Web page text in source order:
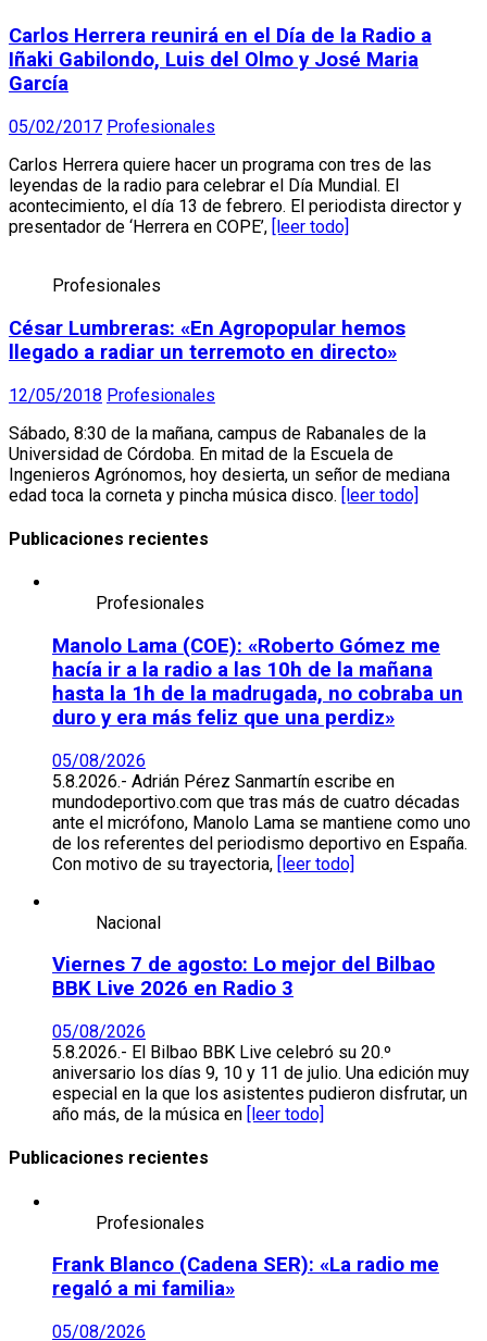
Carlos Herrera reunirá en el Día de la Radio a
Iñaki Gabilondo, Luis del Olmo y José Maria
García
05/02/2017 Profesionales
Carlos Herrera quiere hacer un programa con tres de las
leyendas de la radio para celebrar el Día Mundial. El
acontecimiento, el día 13 de febrero. El periodista director y
presentador de ‘Herrera en COPE’, [leer todo]
Profesionales
César Lumbreras: «En Agropopular hemos
llegado a radiar un terremoto en directo»
12/05/2018 Profesionales
Sábado, 8:30 de la mañana, campus de Rabanales de la
Universidad de Córdoba. En mitad de la Escuela de
Ingenieros Agrónomos, hoy desierta, un señor de mediana
edad toca la corneta y pincha música disco. [leer todo]
Publicaciones recientes
Profesionales
Manolo Lama (COE): «Roberto Gómez me
hacía ir a la radio a las 10h de la mañana
hasta la 1h de la madrugada, no cobraba un
duro y era más feliz que una perdiz»
05/08/2026
5.8.2026.- Adrián Pérez Sanmartín escribe en
mundodeportivo.com que tras más de cuatro décadas
ante el micrófono, Manolo Lama se mantiene como uno
de los referentes del periodismo deportivo en España.
Con motivo de su trayectoria, [leer todo]
Nacional
Viernes 7 de agosto: Lo mejor del Bilbao
BBK Live 2026 en Radio 3
05/08/2026
5.8.2026.- El Bilbao BBK Live celebró su 20.º
aniversario los días 9, 10 y 11 de julio. Una edición muy
especial en la que los asistentes pudieron disfrutar, un
año más, de la música en [leer todo]
Publicaciones recientes
Profesionales
Frank Blanco (Cadena SER): «La radio me
regaló a mi familia»
05/08/2026